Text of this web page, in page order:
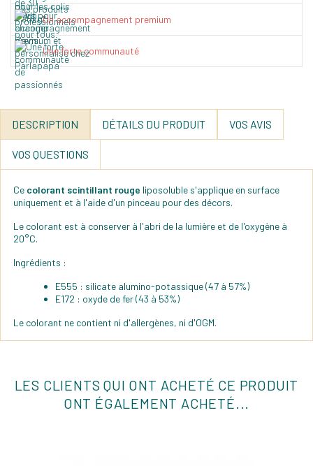
Un accompagnement premium
Une forte communauté
DESCRIPTION DÉTAILS DU PRODUIT VOS AVIS
VOS QUESTIONS
Ce colorant scintillant rouge liposoluble s'applique en surface
uniquement et à l'aide d'un pinceau pour des décors.
Le colorant est à conserver à l'abri de la lumière et de l'oxygène à
20°C.
Ingrédients :
E555 : silicate alumino-potassique (47 à 57%)
E172 : oxyde de fer (43 à 53%)
Le colorant ne contient ni d'allergènes, ni d'OGM.
LES CLIENTS QUI ONT ACHETÉ CE PRODUIT
ONT ÉGALEMENT ACHETÉ...